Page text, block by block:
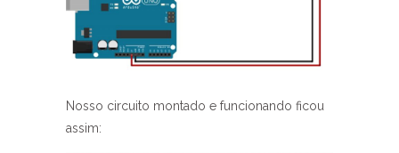
Nosso circuito montado e funcionando ficou
assim: